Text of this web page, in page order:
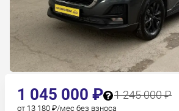
1 045 000 ₽ 1 245 000 ₽
от 13 180 ₽/мес без взноса